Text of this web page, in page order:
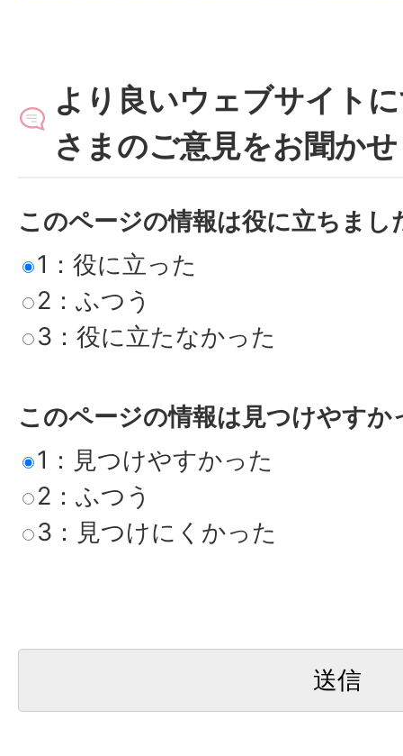
より良いウェブサイト
さまのご意見をお聞か
このページの情報は役に立ちまし
1：役に立った
2：ふつう
3：役に立たなかった
このページの情報は見つけやすか
1：見つけやすかった
2：ふつう
3：見つけにくかった